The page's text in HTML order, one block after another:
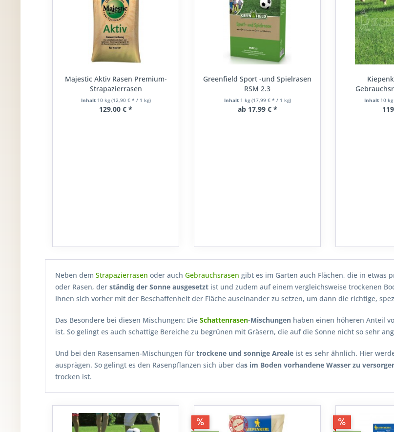
Majestic Aktiv Rasen Premium-
Strapazierrasen
Inhalt 10 kg(12,90 € * / 1 kg)
129,00 € *
Greenfield Sport -und Spielrasen
RSM 2.3
Inhalt 1 kg(17,99 € * / 1 kg)
ab 17,99 € *
Inhalt 10 kg
Neben dem Strapazierrasen oder auch Gebrauchsrasen gibt es im Garten auch Flächen, die in etwas
oder Rasen, der ständig der Sonne ausgesetzt ist und zudem auf einem vergleichsweise trockenen
Ihnen sich vorher mit der Beschaffenheit der Fläche auseinander zu setzen, um dann die richtige,
Das Besondere bei diesen Mischungen: Die Schattenrasen-Mischungen haben einen höheren Anteil
ist. So gelingt es auch schattige Bereiche zu begrünen mit Gräsern, die auf die Sonne nicht so sehr
Und bei den Rasensamen-Mischungen für trockene und sonnige Areale ist es sehr ähnlich. Hier
ausprägen. So gelingt es den Rasenpflanzen sich über das im Boden vorhandene Wasser zu
trocken ist.